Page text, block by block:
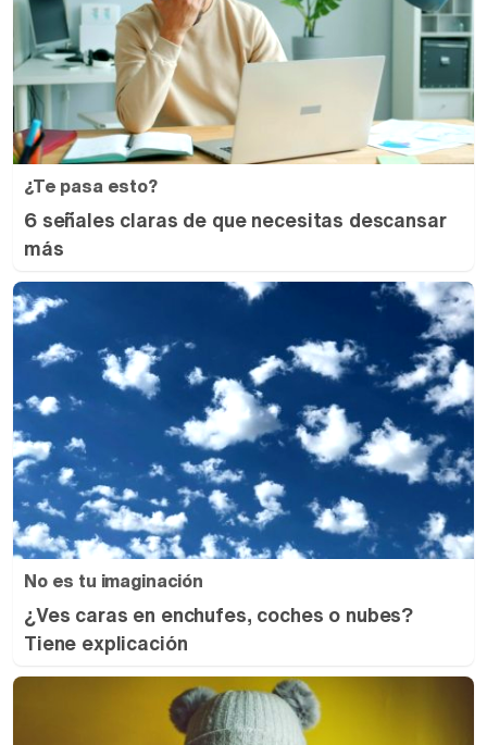
¿Te pasa esto?
6 señales claras de que necesitas descansar
más
No es tu imaginación
¿Ves caras en enchufes, coches o nubes?
Tiene explicación